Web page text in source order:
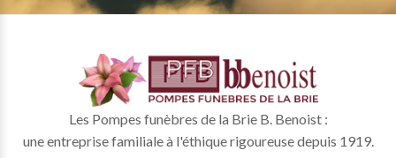
Les Pompes funèbres de la Brie B. Benoist :
une entreprise familiale à l'éthique rigoureuse depuis 1919.